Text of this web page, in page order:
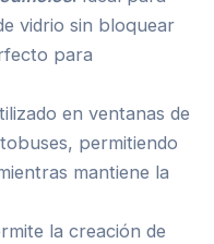
vidrio sin bloquear
para
en ventanas de
permitiendo
mantiene la
la creación de